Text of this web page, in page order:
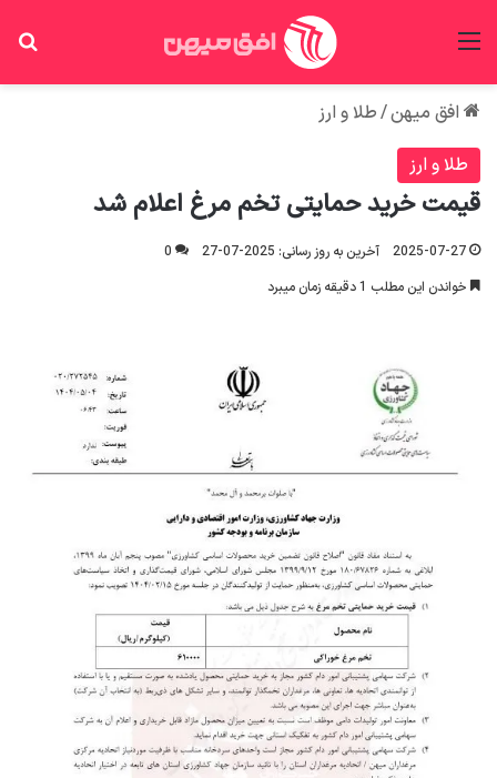
افق میهن/طلا و ارز
طلا و ارز
قیمت خرید حمایتی تخم مرغ اعلام شد
2025-07-27 آخرین به روز رسانی: 2025-07-27
0
خواندن این مطلب 1 دقیقه زمان میبرد